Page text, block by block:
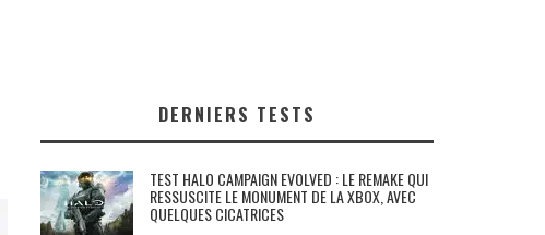
DERNIERS TESTS
TEST HALO CAMPAIGN EVOLVED : LE REMAKE QUI
RESSUSCITE LE MONUMENT DE LA XBOX, AVEC
QUELQUES CICATRICES